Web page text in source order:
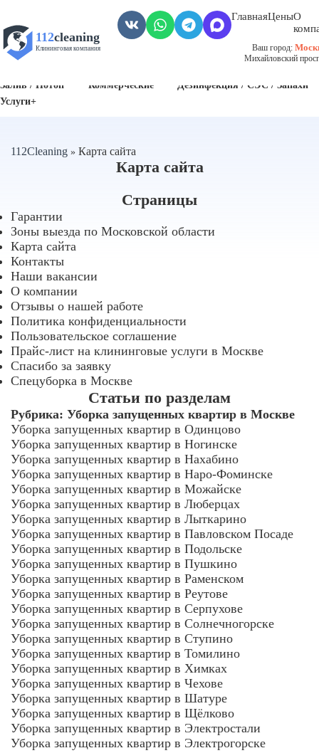
112cleaning
Клининговая компания
ГлавнаяЦеныО
Ваш город:
Михайловский
Залив / Потоп
Коммерческие
Дезинфекция / СЭС / Запахи
Услуги+
112Cleaning » Карта сайта
Карта сайта
Страницы
Гарантии
Зоны выезда по Московской области
Карта сайта
Контакты
Наши вакансии
О компании
Отзывы о нашей работе
Политика конфиденциальности
Пользовательское соглашение
Прайс-лист на клининговые услуги в Москве
Спасибо за заявку
Спецуборка в Москве
Статьи по разделам
Рубрика: Уборка запущенных квартир в Москве
Уборка запущенных квартир в Одинцово
Уборка запущенных квартир в Ногинске
Уборка запущенных квартир в Нахабино
Уборка запущенных квартир в Наро-Фоминске
Уборка запущенных квартир в Можайске
Уборка запущенных квартир в Люберцах
Уборка запущенных квартир в Лыткарино
Уборка запущенных квартир в Павловском Посаде
Уборка запущенных квартир в Подольске
Уборка запущенных квартир в Пушкино
Уборка запущенных квартир в Раменском
Уборка запущенных квартир в Реутове
Уборка запущенных квартир в Серпухове
Уборка запущенных квартир в Солнечногорске
Уборка запущенных квартир в Ступино
Уборка запущенных квартир в Томилино
Уборка запущенных квартир в Химках
Уборка запущенных квартир в Чехове
Уборка запущенных квартир в Шатуре
Уборка запущенных квартир в Щёлково
Уборка запущенных квартир в Электростали
Уборка запущенных квартир в Электрогорске